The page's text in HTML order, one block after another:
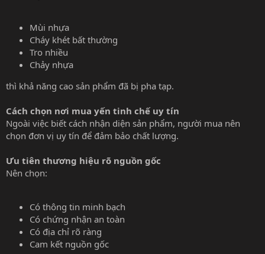
Mùi nhựa
Cháy khét bất thường
Tro nhiều
Chảy nhựa
thì khả năng cao sản phẩm đã bị pha tạp.
Cách chọn nơi mua yến tinh chế uy tín
Ngoài việc biết cách nhận diện sản phẩm, người mua nên
chọn đơn vị uy tín để đảm bảo chất lượng.
Ưu tiên thương hiệu rõ nguồn gốc
Nên chọn:
Có thông tin minh bạch
Có chứng nhận an toàn
Có địa chỉ rõ ràng
Cam kết nguồn gốc